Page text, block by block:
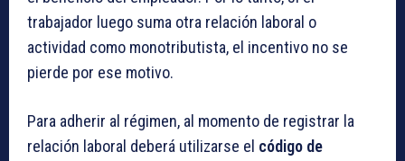
trabajador luego suma otra relación laboral o
actividad como monotributista, el incentivo no se
pierde por ese motivo.
Para adherir al régimen, al momento de registrar la
relación laboral deberá utilizarse el código de